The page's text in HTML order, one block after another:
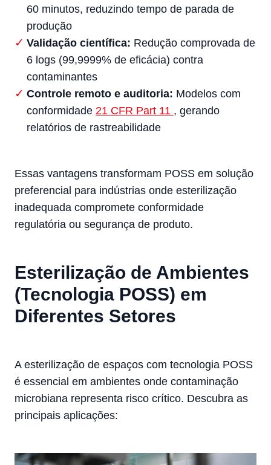
60 minutos, reduzindo tempo de parada de
produção
Validação científica: Redução comprovada de
6 logs (99,9999% de eficácia) contra
contaminantes
Controle remoto e auditoria: Modelos com
conformidade 21 CFR Part 11 , gerando
relatórios de rastreabilidade
Essas vantagens transformam POSS em solução
preferencial para indústrias onde esterilização
inadequada compromete conformidade
regulatória ou segurança de produto.
Esterilização de Ambientes
(Tecnologia POSS) em
Diferentes Setores
A esterilização de espaços com tecnologia POSS
é essencial em ambientes onde contaminação
microbiana representa risco crítico. Descubra as
principais aplicações: